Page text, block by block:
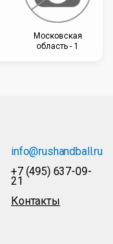
Московская
область - 1
info@rushandball.ru
+7 (495) 637-09-
21
Контакты